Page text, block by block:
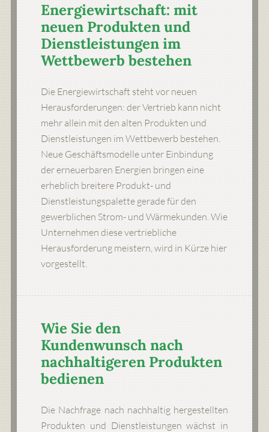
Energiewirtschaft: mit
neuen Produkten und
Dienstleistungen im
Wettbewerb bestehen
Die Energiewirtschaft steht vor neuen
Herausforderungen: der Vertrieb kann nicht
mehr allein mit den alten Produkten und
Dienstleistungen im Wettbewerb bestehen.
Neue Geschäftsmodelle unter Einbindung
der erneuerbaren Energien bringen eine
erheblich breitere Produkt- und
Dienstleistungspalette gerade für den
gewerblichen Strom- und Wärmekunden. Wie
Unternehmen diese vertriebliche
Herausforderung meistern, wird in Kürze hier
vorgestellt.
Wie Sie den
Kundenwunsch nach
nachhaltigeren Produkten
bedienen
Die Nachfrage nach nachhaltig hergestellten
Produkten und Dienstleistungen wächst in